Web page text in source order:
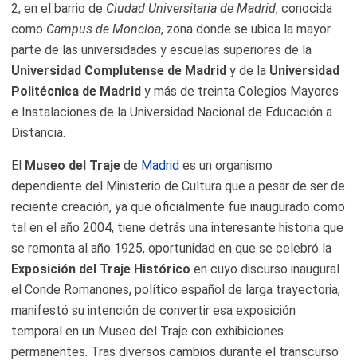
2, en el barrio de Ciudad Universitaria de Madrid, conocida
como Campus de Moncloa, zona donde se ubica la mayor
parte de las universidades y escuelas superiores de la
Universidad Complutense de Madrid y de la Universidad
Politécnica de Madrid y más de treinta Colegios Mayores
e Instalaciones de la Universidad Nacional de Educación a
Distancia.
El Museo del Traje de Madrid es un organismo
dependiente del Ministerio de Cultura que a pesar de ser de
reciente creación, ya que oficialmente fue inaugurado como
tal en el año 2004, tiene detrás una interesante historia que
se remonta al año 1925, oportunidad en que se celebró la
Exposición del Traje Histórico en cuyo discurso inaugural
el Conde Romanones, político español de larga trayectoria,
manifestó su intención de convertir esa exposición
temporal en un Museo del Traje con exhibiciones
permanentes. Tras diversos cambios durante el transcurso